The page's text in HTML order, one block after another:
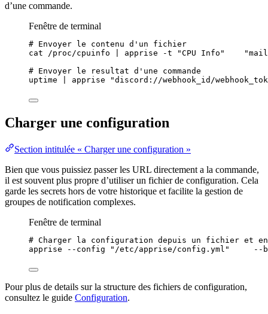
d’une commande.
Fenêtre de terminal
# Envoyer le contenu d'un fichier
cat
/proc/cpuinfo apprise -t "CPU Info " "
# Envoyer le resultat d'une commande
uptime
apprise "discord://webhook_id/
Charger une configuration
Section intitulée « Charger une configuration »
Bien que vous puissiez passer les URL directement a la commande,
il est souvent plus propre d’utiliser un fichier de configuration. Cela
garde les secrets hors de votre historique et facilite la gestion de
groupes de notification complexes.
Fenêtre de terminal
# Charger la configuration depuis un fichier et
apprise
--config " /etc/apprise/config.yml " --
Pour plus de details sur la structure des fichiers de configuration,
consultez le guide Configuration.